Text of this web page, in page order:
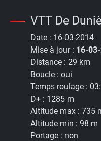
VTT De
Date : 16-03-2014
Mise à jour : 16-
Distance : 29 km
Boucle : oui
Temps roulage :
D+ : 1285 m
Altitude max : 735
Altitude min : 98 m
Portage : non